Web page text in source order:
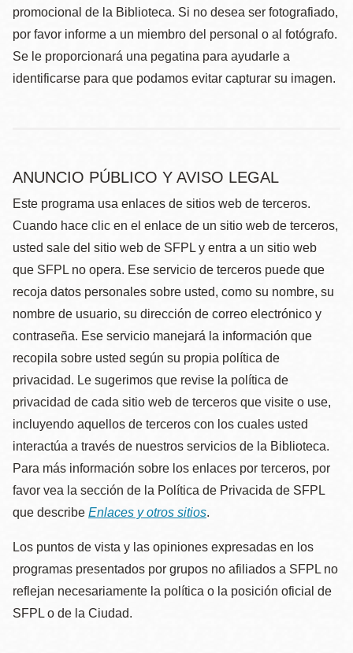
promocional de la Biblioteca. Si no desea ser fotografiado,
por favor informe a un miembro del personal o al fotógrafo.
Se le proporcionará una pegatina para ayudarle a
identificarse para que podamos evitar capturar su imagen.
ANUNCIO PÚBLICO Y AVISO LEGAL
Este programa usa enlaces de sitios web de terceros.
Cuando hace clic en el enlace de un sitio web de terceros,
usted sale del sitio web de SFPL y entra a un sitio web
que SFPL no opera. Ese servicio de terceros puede que
recoja datos personales sobre usted, como su nombre, su
nombre de usuario, su dirección de correo electrónico y
contraseña. Ese servicio manejará la información que
recopila sobre usted según su propia política de
privacidad. Le sugerimos que revise la política de
privacidad de cada sitio web de terceros que visite o use,
incluyendo aquellos de terceros con los cuales usted
interactúa a través de nuestros servicios de la Biblioteca.
Para más información sobre los enlaces por terceros, por
favor vea la sección de la Política de Privacida de SFPL
que describe Enlaces y otros sitios.
Los puntos de vista y las opiniones expresadas en los
programas presentados por grupos no afiliados a SFPL no
reflejan necesariamente la política o la posición oficial de
SFPL o de la Ciudad.